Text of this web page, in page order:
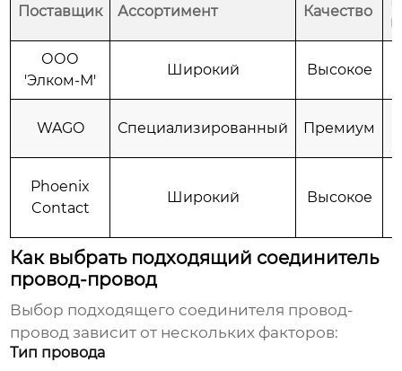
Поставщик Ассортимент Качество
ООО
'Элком-М'
Широкий Высокое
WAGO Специализированный Премиум
Phoenix
Contact
Широкий Высокое
Как выбрать подходящий соединитель
провод-провод
Выбор подходящего соединителя провод-
провод зависит от нескольких факторов:
Тип провода